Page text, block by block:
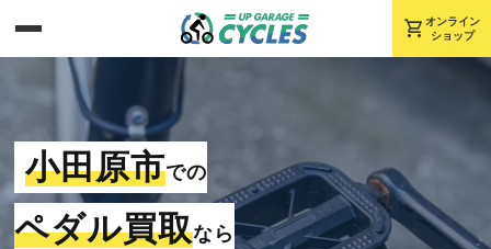
shopping_cart オンライン
ショップ
小田原市での
ペダル買取なら